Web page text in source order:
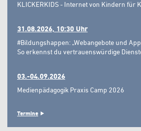
KLICKERKIDS - Internet von Kindern für
31.08.2026, 10:30 Uhr
#Bildungshappen: „Webangebote und
So erkennst du vertrauenswürdige
03.-04.09.2026
Medienpädagogik Praxis Camp 2026
Termine